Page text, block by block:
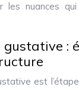
les nuances
:
est